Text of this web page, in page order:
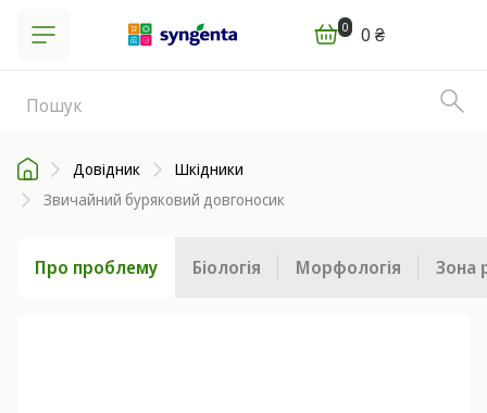
0 0 ₴
Довідник
Шкідники
Звичайний буряковий довгоносик
Про проблему Біологія Морфологія Зона